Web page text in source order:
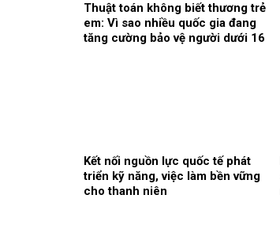
Thuật toán không biết thương trẻ
em: Vì sao nhiều quốc gia đang
tăng cường bảo vệ người dưới 16
Kết nối nguồn lực quốc tế phát
triển kỹ năng, việc làm bền vững
cho thanh niên